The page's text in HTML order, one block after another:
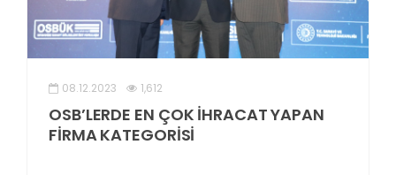
08.12.2023 1,612
OSB’LERDE EN ÇOK İHRACAT YAPAN
FİRMA KATEGORİSİ